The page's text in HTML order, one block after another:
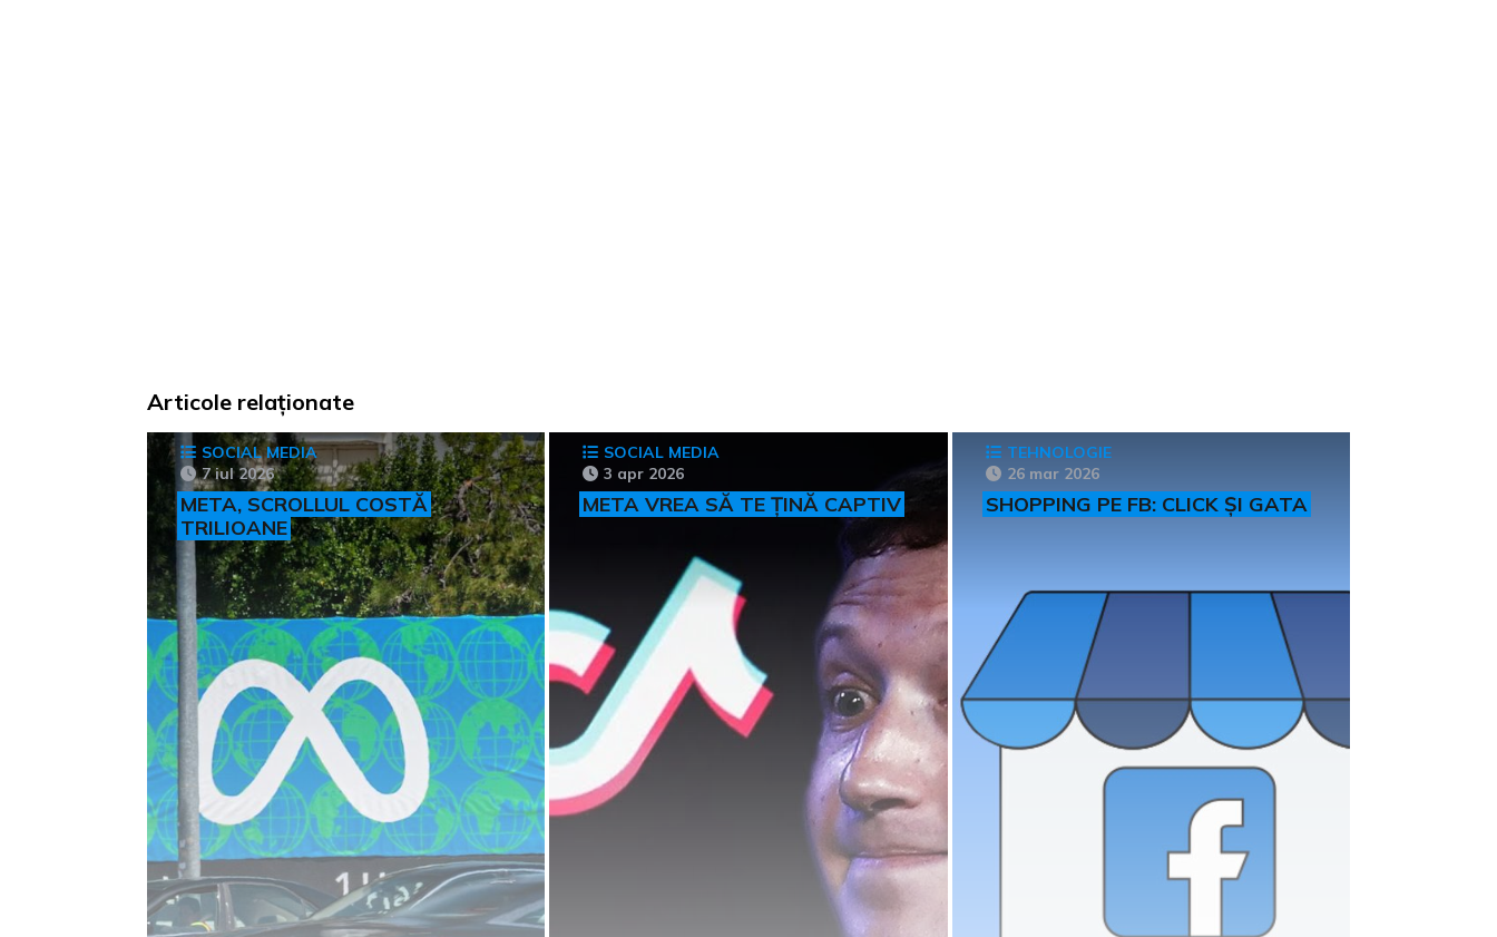
Articole relaționate
SOCIAL MEDIA
7 iul 2026
META, SCROLLUL COSTĂ
TRILIOANE
SOCIAL MEDIA
3 apr 2026
META VREA SĂ TE ȚINĂ CAPTIV
TEHNOLOGIE
26 mar 2026
SHOPPING PE FB: CLICK ȘI GATA